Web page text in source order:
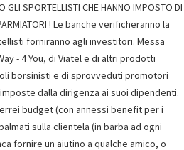
GLI SPORTELLISTI CHE HANNO IMPOSTO DI
! Le banche verificheranno la
forniranno agli investitori. Messa
- 4 You, di Viatel e di altri prodotti
borsinisti e di sprovveduti promotori
dalla dirigenza ai suoi dipendenti.
budget (con annessi benefit per i
sulla clientela (in barba ad ogni
fornire un aiutino a qualche amico, o